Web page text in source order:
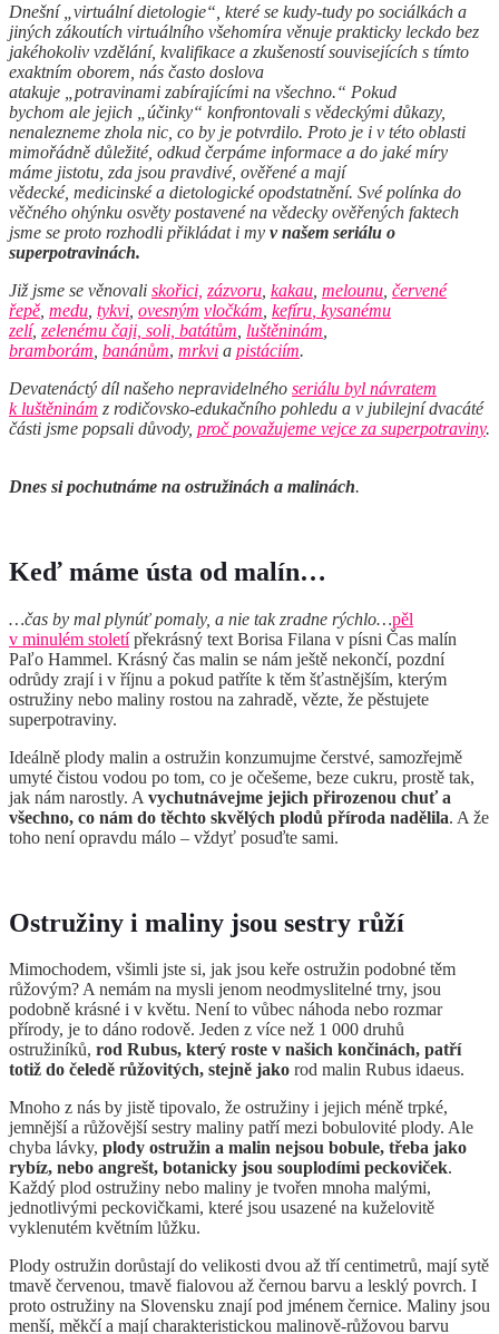
Dnešní „virtuální dietologie“, které se kudy-tudy po sociálkách a
jiných zákoutích virtuálního všehomíra věnuje prakticky leckdo bez
jakéhokoliv vzdělání, kvalifikace a zkušeností souvisejících s tímto
exaktním oborem, nás často doslova
atakuje „potravinami zabírajícími na všechno.“ Pokud
bychom ale jejich „účinky“ konfrontovali s vědeckými důkazy,
nenalezneme zhola nic, co by je potvrdilo. Proto je i v této oblasti
mimořádně důležité, odkud čerpáme informace a do jaké míry
máme jistotu, zda jsou pravdivé, ověřené a mají
vědecké, medicinské a dietologické opodstatnění. Své polínka do
věčného ohýnku osvěty postavené na vědecky ověřených faktech
jsme se proto rozhodli přikládat i my v našem seriálu o
superpotravinách.
Již jsme se věnovali skořici, zázvoru kakau melounu červené
řepě medu tykvi ovesným vločkám kefíru kysanému
zelí, zelenému čaji, soli, batátům luštěninám
bramborám banánům, mrkvi a pistáciím.
Devatenáctý díl našeho nepravidelného seriálu byl návratem
k luštěninám z rodičovsko-edukačního pohledu a v jubilejní dvacáté
části jsme popsali důvody, proč považujeme vejce za superpotraviny.
Dnes si pochutnáme na ostružinách a malinách.
Keď máme ústa od malín…
…čas by mal plynúť pomaly, a nie tak zradne rýchlo…pěl
v minulém stoletípřekrásný text Borisa Filana v písni Čas malín
Paľo Hammel. Krásný čas malin se nám ještě nekončí, pozdní
odrůdy zrají i v říjnu a pokud patříte k těm šťastnějším, kterým
ostružiny nebo maliny rostou na zahradě, vězte, že pěstujete
superpotraviny.
Ideálně plody malin a ostružin konzumujme čerstvé, samozřejmě
umyté čistou vodou po tom, co je očešeme, beze cukru, prostě tak,
jak nám narostly. A vychutnávejme jejich přirozenou chuť a
všechno, co nám do těchto skvělých plodů příroda nadělila. A že
toho není opravdu málo – vždyť posuďte sami.
Ostružiny i maliny jsou sestry růží
Mimochodem, všimli jste si, jak jsou keře ostružin podobné těm
růžovým? A nemám na mysli jenom neodmyslitelné trny, jsou
podobně krásné i v květu. Není to vůbec náhoda nebo rozmar
přírody, je to dáno rodově. Jeden z více než 1 000 druhů
ostružiníků, rod Rubus, který roste v našich končinách, patří
totiž do čeledě růžovitých, stejně jako rod malin Rubus idaeus.
Mnoho z nás by jistě tipovalo, že ostružiny i jejich méně trpké,
jemnější a růžovější sestry maliny patří mezi bobulovité plody. Ale
chyba lávky, plody ostružin a malin nejsou bobule, třeba jako
rybíz, nebo angrešt, botanicky jsou souplodími peckoviček.
Každý plod ostružiny nebo maliny je tvořen mnoha malými,
jednotlivými peckovičkami, které jsou usazené na kuželovitě
vyklenutém květním lůžku.
Plody ostružin dorůstají do velikosti dvou až tří centimetrů, mají sytě
tmavě červenou, tmavě fialovou až černou barvu a lesklý povrch. I
proto ostružiny na Slovensku znají pod jménem černice. Maliny jsou
menší, měkčí a mají charakteristickou malinově-růžovou barvu